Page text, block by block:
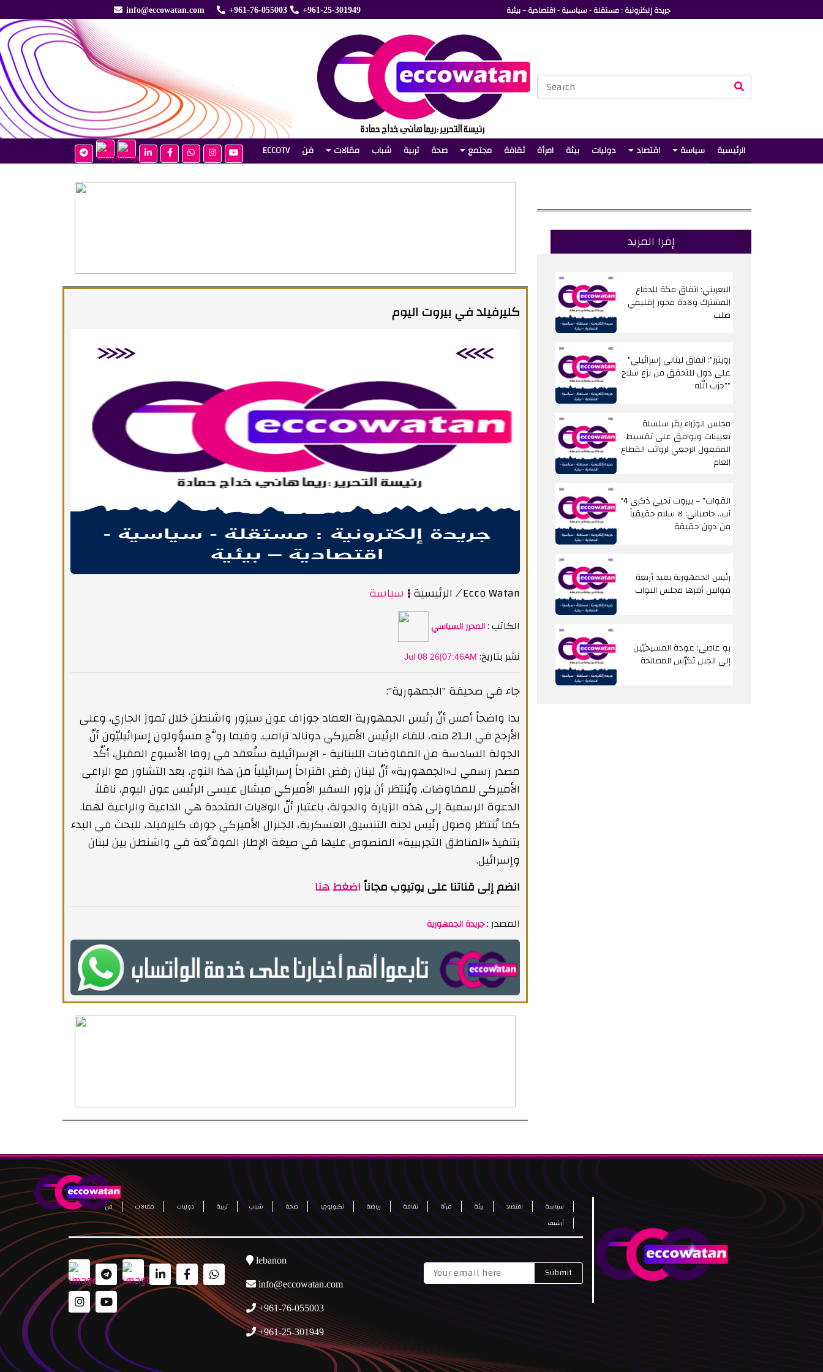
info@eccowatan.com +961-76-055003 +961-25-301949 جريدة إلكترونية : مستقلة - سياسية - اقتصادية – بيئية
ECCOTV فن مقالات شباب تربية صحة مجتمع ثقافة امرأة بيئة دوليات اقتصاد سياسة الرئيسية
كليرفيلد في بيروت اليوم
الرئيسية سياسة /Ecco Watan
الكاتب :المحرر السياسي
Jul 08 26|07:46AM :نشر بتاريخ
جاء في صحيفة "الجمهورية":
بدا واضحاً أمس أنّ رئيس الجمهورية العماد جوزاف عون سيزور واشنطن خلال تموز الجاري، وعلى
الأرجح في الـ21 منه، للقاء الرئيس الأميركي دونالد ترامب. وفيما روَّج مسؤولون إسرائيليّون أنّ
الجولة السادسة من المفاوضات اللبنانية - الإسرائيلية ستُعقد في روما الأسبوع المقبل، أكّد
مصدر رسمي لـ«الجمهورية» أنّ لبنان رفض اقتراحاً إسرائيلياً من هذا النوع، بعد التشاور مع الراعي
الأميركي للمفاوضات. ويُنتظر أن يزور السفير الأميركي ميشال عيسى الرئيس عون اليوم، ناقلاً
الدعوة الرسمية إلى هذه الزيارة والجولة، باعتبار أنّ الولايات المتحدة هي الداعية والراعية لهما.
كما يُنتظر وصول رئيس لجنة التنسيق العسكرية، الجنرال الأميركي جوزف كليرفيلد، للبحث في البدء
بتنفيذ «المناطق التجريبية» المنصوص عليها في صيغة الإطار الموقَّعة في واشنطن بين لبنان
وإسرائيل.
انضم إلى قناتنا على يوتيوب مجاناً اضغط هنا
المصدر :جريدة الجمهورية
إقرا المزيد
البعريني: اتفاق مكة للدفاع
المشترك ولادة محور إقليمي
صلب
"رويترز": اتفاق لبناني إسرائيلي
على دول للتحقق من نزع سلاح
"حزب الله"
مجلس الوزراء يقر سلسلة
تعيينات ويوافق على تقسيط
المفعول الرجعي لرواتب القطاع
العام
"القوات" – بيروت تحيي ذكرى 4
آب.. حاصباني: لا سلام حقيقياً
من دون حقيقة
رئيس الجمهورية يعيد أربعة
قوانين أقرها مجلس النواب
بو عاصي: عودة المسيحيّين
إلى الجبل تكرّس المصالحة
سياسة اقتصاد بيئة مرأة ثقافة رياضة تكنولوجيا صحة شباب تربية دوليات مقالات
فن
أرشيف
lebanon
info@eccowatan.com
+961-76-055003
+961-25-301949
Submit